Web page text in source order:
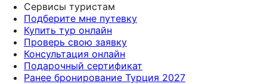
Сервисы туристам
Подберите мне путевку
Купить тур онлайн
Проверь свою заявку
Консультация онлайн
Подарочный сертификат
Ранее бронирование Турция 2027